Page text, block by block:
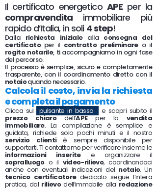
Il certificato energetico APE per la
compravendita immobiliare più
rapido d’Italia, in soli 4 step!
Dalla richiesta inizialealla consegna del
certificatoper il contratto preliminareo il
rogito notarile, ti accompagniamo in ogni fase
del percorso.
Il processo è semplice, sicuro e completamente
trasparente, con il coordinamento diretto con il
notaioquando necessario.
Calcola il costo, invia la richiesta
e completa il pagamento
Clicca sul pulsante in basso e scopri subito il
prezzo chiarodell’APEper la vendita
immobiliare. La compilazione è semplice e
guidata, richiede solo pochi minuti e il nostro
servizio clientiè sempre disponibile per
supportarti. Ti contattiamo per verificare insieme le
informazioni inseritee organizzare il
sopralluogoo il video-rilievo, coordinandoci
anche con eventuali indicazioni del notaio. Un
tecnico certificatorededicato segue l’intera
pratica, dal rilievodell’immobile alla redazione